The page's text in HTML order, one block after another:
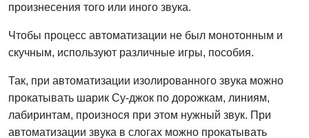
произнесения того или иного звука.
Чтобы процесс автоматизации не был монотонным и
скучным, используют различные игры, пособия.
Так, при автоматизации изолированного звука можно
прокатывать шарик Су-джок по дорожкам, линиям,
лабиринтам, произнося при этом нужный звук. При
автоматизации звука в слогах можно прокатывать